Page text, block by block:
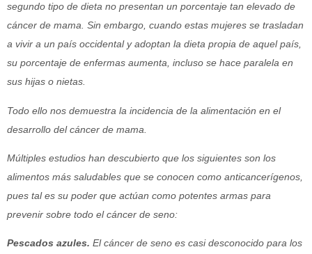
segundo tipo de dieta no presentan un porcentaje tan elevado de
cáncer de mama. Sin embargo, cuando estas mujeres se trasladan
a vivir a un país occidental y adoptan la dieta propia de aquel país,
su porcentaje de enfermas aumenta, incluso se hace paralela en
sus hijas o nietas.
Todo ello nos demuestra la incidencia de la alimentación en el
desarrollo del cáncer de mama.
Múltiples estudios han descubierto que los siguientes son los
alimentos más saludables que se conocen como anticancerígenos,
pues tal es su poder que actúan como potentes armas para
prevenir sobre todo el cáncer de seno:
Pescados azules. El cáncer de seno es casi desconocido para los